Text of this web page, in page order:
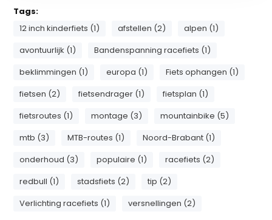
Tags:
12 inch kinderfiets (1)
afstellen (2)
alpen (1)
avontuurlijk (1)
Bandenspanning racefiets (1)
beklimmingen (1)
europa (1)
Fiets ophangen (1)
fietsen (2)
fietsendrager (1)
fietsplan (1)
fietsroutes (1)
montage (3)
mountainbike (5)
mtb (3)
MTB-routes (1)
Noord-Brabant (1)
onderhoud (3)
populaire (1)
racefiets (2)
redbull (1)
stadsfiets (2)
tip (2)
Verlichting racefiets (1)
versnellingen (2)